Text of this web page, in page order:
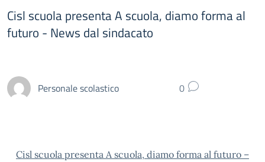
Cisl scuola presenta A scuola, diamo forma al
futuro - News dal sindacato
Personale scolastico 0
Cisl scuola presenta A scuola, diamo forma al futuro –